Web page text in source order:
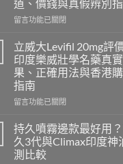
邊
隻
Cenforce-
100、
Kamagra
與
Kamagra
Oral
全
面
比
較〉
道、價錢與真假辨別
在
20mg
香
港
哪
裡
買？
利
士
學
名
留言功能已關閉
立威大Levifil 20mg評
印度樂威壯學名藥真
果、正確用法與香港
指南
在
威
大
Levifil
20mg
留言功能已關閉
持久噴霧邊款最好用
久3代與Climax印度神
測比較